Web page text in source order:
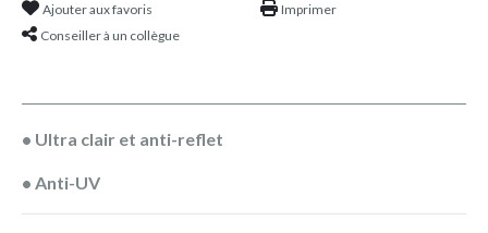
Ajouter aux favoris
Conseiller à un collègue
Imprimer
• Ultra clair et anti-reflet
• Anti-UV